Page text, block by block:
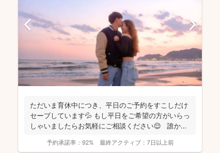
ただいま育休中につき、平日のご予約をすこしだけ
セーブしています💦 もし平日をご希望の方がいらっ
しゃいましたらお気軽にご相談ください😌 誰かに
予約承諾率： 92% 最終アクティブ： 7日以上前